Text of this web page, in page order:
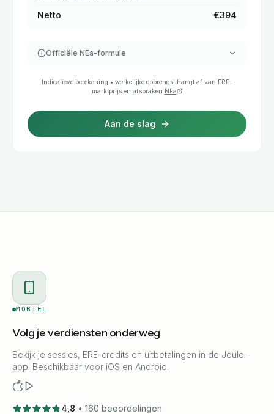
Netto €394
Officiële NEa-formule
Indicatieve berekening • werkelijke opbrengst hangt af van ERE-
marktprijs en afspraken NEa
Aan de slag
MOBIEL
Volg je verdiensten onderweg
Bekijk je sessies, ERE-credits en uitbetalingen in de Joulo-
app. Beschikbaar voor iOS en Android.
4,8 • 160 beoordelingen